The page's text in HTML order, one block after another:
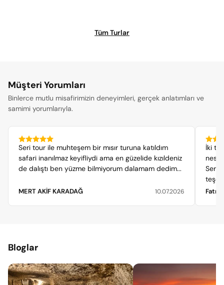
Tüm Turlar
Müşteri Yorumları
Binlerce mutlu misafirimizin deneyimleri, gerçek anlatımları ve
samimi yorumlarıyla.
Seri tour ile muhteşem bir mısır turuna katıldım
safari inanılmaz keyifliydi ama en güzelide kızıldeniz
de dalıştı ben yüzme bilmiyorum dalamam dedim...
MERT AKİF KARADAĞ 10.07.2026
İki
Seri
Bloglar